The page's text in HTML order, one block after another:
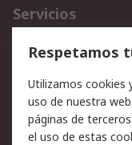
Servicios
Cómo realizar
Facturación y
Ofertas
Legal
Respetamos
Utilizamos cookies
uso de nuestra
páginas de
el uso de estas